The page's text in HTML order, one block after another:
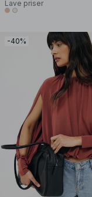
Lave priser
-40%